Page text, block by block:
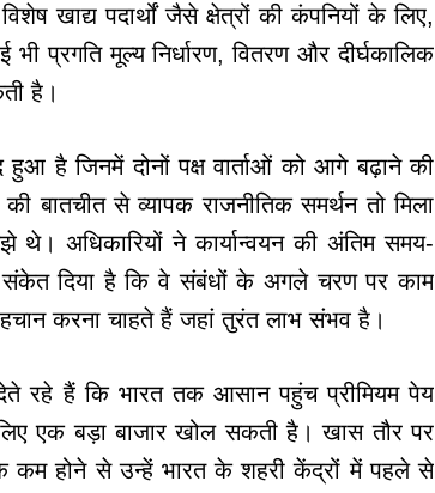
खाद्य पदार्थों जैसे क्षेत्रों की कंपनियों के लिए,
प्रगति मूल्य निर्धारण, वितरण और दीर्घकालिक
है।
हुआ है जिनमें दोनों पक्ष वार्ताओं को आगे बढ़ाने की
बातचीत से व्यापक राजनीतिक समर्थन तो मिला
अधिकारियों ने कार्यान्वयन की अंतिम समय-
संकेत दिया है कि वे संबंधों के अगले चरण पर काम
करना चाहते हैं जहां तुरंत लाभ संभव है।
देते रहे हैं कि भारत तक आसान पहुंच प्रीमियम पेय
एक बड़ा बाजार खोल सकती है। खास तौर पर
कम होने से उन्हें भारत के शहरी केंद्रों में पहले से